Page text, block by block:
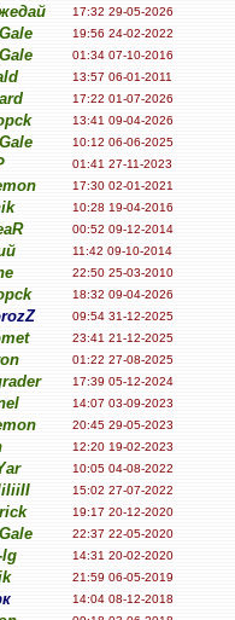
17:32 29-05-2026
19:56 24-02-2022
01:34 07-10-2016
13:57 06-01-2011
17:22 01-07-2026
13:41 09-04-2026
10:12 06-06-2025
01:41 27-11-2023
17:30 02-01-2021
10:28 19-04-2016
00:52 09-12-2014
11:42 09-10-2014
22:50 25-03-2010
18:32 09-04-2026
09:54 31-12-2025
23:41 21-12-2025
01:22 27-08-2025
17:39 05-12-2024
14:07 03-09-2023
20:45 29-05-2023
12:20 19-02-2023
10:05 04-08-2022
15:02 27-07-2022
19:17 20-12-2020
22:37 22-05-2020
lg 14:31 20-02-2020
21:59 06-05-2019
14:04 08-12-2018